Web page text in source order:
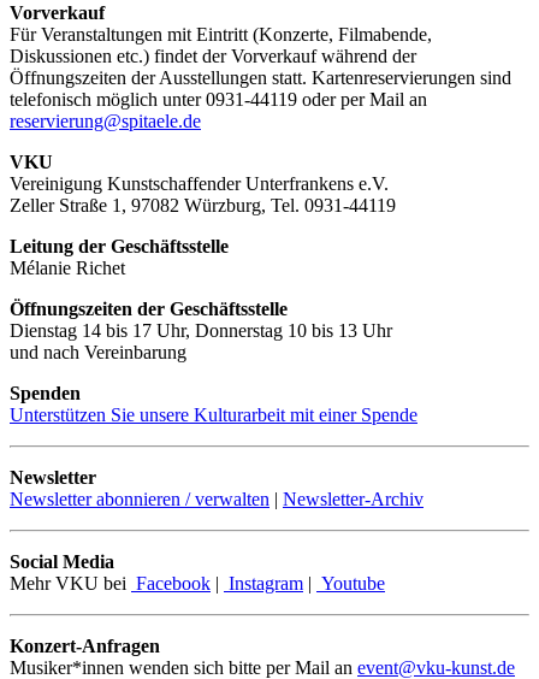
Vorverkauf
Für Veranstaltungen mit Eintritt (Konzerte, Filmabende,
Diskussionen etc.) findet der Vorverkauf während der
Öffnungszeiten der Ausstellungen statt. Kartenreservierungen sind
telefonisch möglich unter 0931-44119 oder per Mail an
reservierung@spitaele.de
VKU
Vereinigung Kunstschaffender Unterfrankens e.V.
Zeller Straße 1, 97082 Würzburg, Tel. 0931-44119
Leitung der Geschäftsstelle
Mélanie Richet
Öffnungszeiten der Geschäftsstelle
Dienstag 14 bis 17 Uhr, Donnerstag 10 bis 13 Uhr
und nach Vereinbarung
Spenden
Unterstützen Sie unsere Kulturarbeit mit einer Spende
Newsletter
Newsletter abonnieren / verwalten | Newsletter-Archiv
Social Media
Mehr VKU bei Facebook | Instagram | Youtube
Konzert-Anfragen
Musiker*innen wenden sich bitte per Mail an event@vku-kunst.de